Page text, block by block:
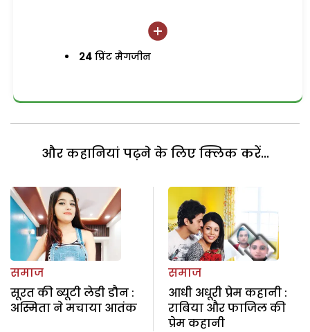
24 प्रिंट मैगजीन
और कहानियां पढ़ने के लिए क्लिक करें...
समाज
सूरत की ब्यूटी लेडी डौन :
अस्मिता ने मचाया आतंक
समाज
आधी अधूरी प्रेम कहानी :
राबिया और फाजिल की
प्रेम कहानी